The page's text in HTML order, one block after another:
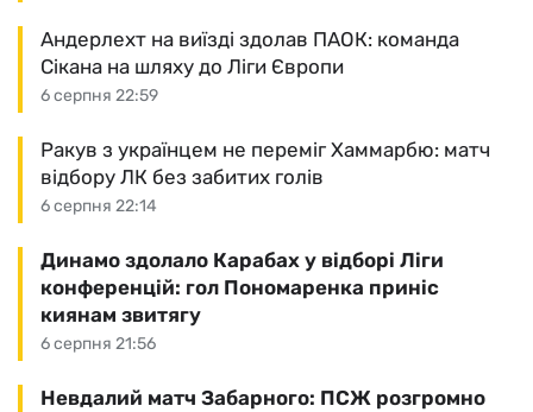
6 серпня 22:59
Андерлехт на виїзді здолав ПАОК: команда
Сікана на шляху до Ліги Європи
6 серпня 22:14
Ракув з українцем не переміг Хаммарбю: матч
відбору ЛК без забитих голів
6 серпня 21:56
Динамо здолало Карабах у відборі Ліги
конференцій: гол Пономаренка приніс
киянам звитягу
Невдалий матч Забарного: ПСЖ розгромно